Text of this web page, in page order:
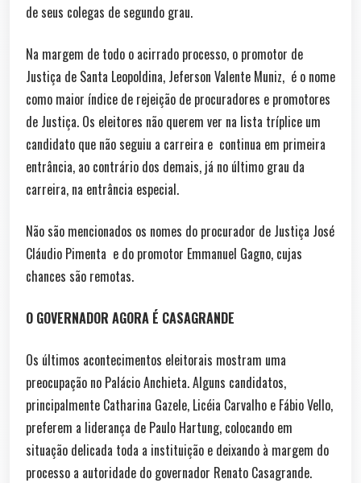
de seus colegas de segundo grau.
Na margem de todo o acirrado processo, o promotor de
Justiça de Santa Leopoldina, Jeferson Valente Muniz, é o nome
como maior índice de rejeição de procuradores e promotores
de Justiça. Os eleitores não querem ver na lista tríplice um
candidato que não seguiu a carreira e continua em primeira
entrância, ao contrário dos demais, já no último grau da
carreira, na entrância especial.
Não são mencionados os nomes do procurador de Justiça José
Cláudio Pimenta e do promotor Emmanuel Gagno, cujas
chances são remotas.
O GOVERNADOR AGORA É CASAGRANDE
Os últimos acontecimentos eleitorais mostram uma
preocupação no Palácio Anchieta. Alguns candidatos,
principalmente Catharina Gazele, Licéia Carvalho e Fábio Vello,
preferem a liderança de Paulo Hartung, colocando em
situação delicada toda a instituição e deixando à margem do
processo a autoridade do governador Renato Casagrande.